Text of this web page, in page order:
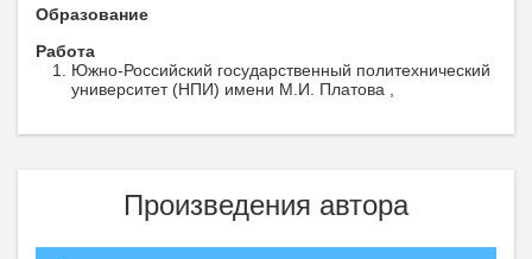
Образование
Работа
Южно-Российский государственный политехнический
университет (НПИ) имени М.И. Платова ,
Произведения автора